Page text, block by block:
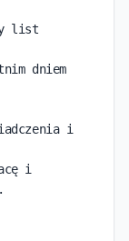
list
dniem
i
i